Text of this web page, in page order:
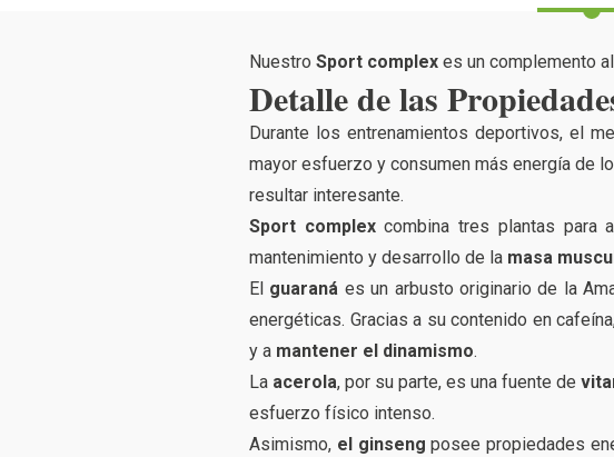
Nuestro Sport complex es un complemento
Detalle de las
Durante los entrenamientos deportivos, el
mayor esfuerzo y consumen más energía de
resultar interesante.
Sport complexcombina tres plantas para
mantenimiento y desarrollo de la masa
El guaraná es un arbusto originario de la
energéticas. Gracias a su contenido en
y a mantener el dinamismo.
La acerola, por su parte, es una fuente de
esfuerzo físico intenso.
Asimismo, el ginseng posee propiedades